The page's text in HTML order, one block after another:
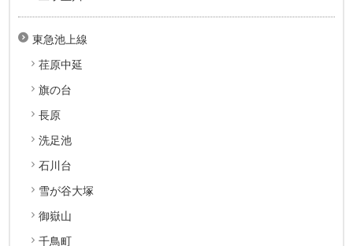
東急池上線
荏原中延
旗の台
長原
洗足池
石川台
雪が谷大塚
御嶽山
千鳥町